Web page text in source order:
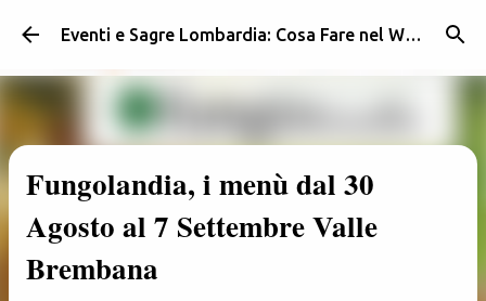
Passa ai contenuti principali Eventi e Sagre Lombardia: Cosa Fare nel Weekend | Weekendidea
Fungolandia, i menù dal 30
Agosto al 7 Settembre Valle
Brembana